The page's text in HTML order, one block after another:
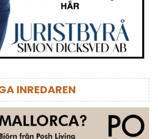
INREDAREN